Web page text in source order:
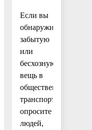
Если вы
обнаружили
забытую
или
бесхозную
вещь в
общественном
транспорте,
опросите
людей,